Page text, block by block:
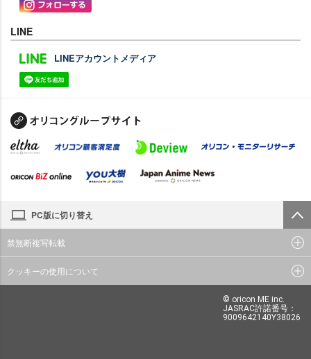
LINE
LINEアカウントメディア
PC版に切り替え
禁無断複写転載
クッキーの使用について
© oricon ME inc.
JASRAC許諾番号：
9009642140Y38026